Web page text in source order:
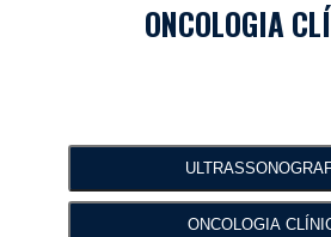
ONCOLOGIA
ONCOLOGIA